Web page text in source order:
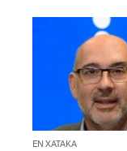
EN XATAKA